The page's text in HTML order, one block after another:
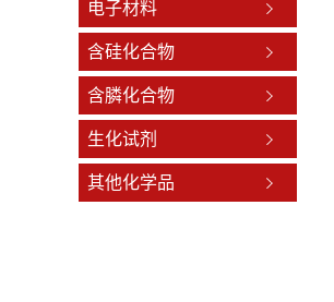
电子材料
含硅化合物
含膦化合物
生化试剂
其他化学品